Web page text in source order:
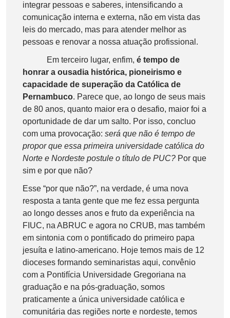
integrar pessoas e saberes, intensificando a
comunicação interna e externa, não em vista das
leis do mercado, mas para atender melhor as
pessoas e renovar a nossa atuação profissional.
Em terceiro lugar, enfim,é tempo de
honrar a ousadia histórica, pioneirismo e
capacidade de superação da Católica de
Pernambuco. Parece que, ao longo de seus mais
de 80 anos, quanto maior era o desafio, maior foi a
oportunidade de dar um salto. Por isso, concluo
com uma provocação: será que não é tempo de
propor que essa primeira universidade católica do
Norte e Nordeste postule o título de PUC? Por que
sim e por que não?
Esse “por que não?”, na verdade, é uma nova
resposta a tanta gente que me fez essa pergunta
ao longo desses anos e fruto da experiência na
FIUC, na ABRUC e agora no CRUB, mas também
em sintonia com o pontificado do primeiro papa
jesuíta e latino-americano. Hoje temos mais de 12
dioceses formando seminaristas aqui, convênio
com a Pontifícia Universidade Gregoriana na
graduação e na pós-graduação, somos
praticamente a única universidade católica e
comunitária das regiões norte e nordeste, temos